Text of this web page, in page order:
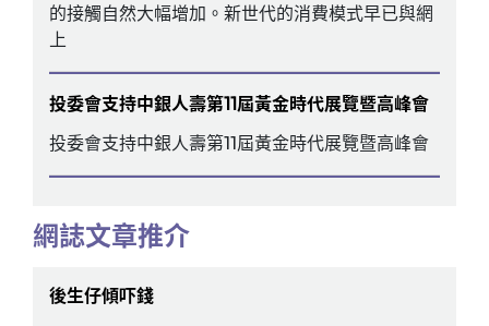
的接觸自然大幅增加。新世代的消費模式早已與網
上
投委會支持中銀人壽第11屆黃金時代展覽暨高峰會
投委會支持中銀人壽第11屆黃金時代展覽暨高峰會
網誌文章推介
後生仔傾吓錢